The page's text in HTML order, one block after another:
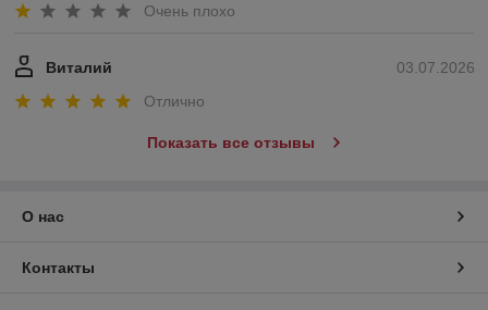
Очень плохо
03.07.2026
Виталий
Отлично
Показать все отзывы
О нас
Контакты